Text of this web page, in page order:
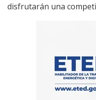
disfrutarán una